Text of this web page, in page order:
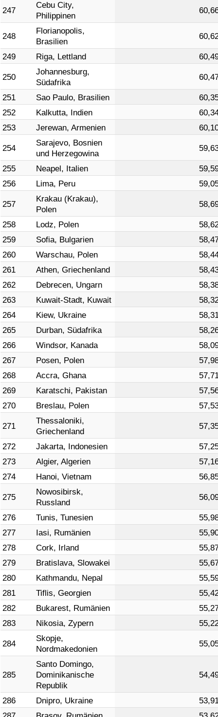
247
Cebu City,
Philippinen
248
Florianopolis,
Brasilien
249 Riga, Lettland
250
Johannesburg,
Südafrika
251 Sao Paulo, Brasilien
252
Kalkutta, Indien
253
Jerewan, Armenien
254
Sarajevo, Bosnien
und Herzegowina
255 Neapel, Italien
256
Lima, Peru
257
Krakau (Krakau),
Polen
258 Lodz, Polen
259
Sofia, Bulgarien
260
Warschau, Polen
261
Athen, Griechenland
262
Debrecen, Ungarn
263
Kuwait-Stadt, Kuwait
264
Kiew, Ukraine
265
Durban, Südafrika
266
Windsor, Kanada
267
Posen, Polen
268
Accra, Ghana
269
Karatschi, Pakistan
270
Breslau, Polen
271
Thessaloniki,
Griechenland
272 Jakarta, Indonesien
273
Algier, Algerien
274
Hanoi, Vietnam
275
Nowosibirsk,
Russland
276 Tunis, Tunesien
277
Iasi, Rumänien
278
Cork, Irland
279
Bratislava, Slowakei
280
Kathmandu, Nepal
281
Tiflis, Georgien
282
Bukarest, Rumänien
283
Nikosia, Zypern
284
Skopje,
Nordmakedonien
285
Santo Domingo,
Dominikanische
Republik
286 Dnipro, Ukraine